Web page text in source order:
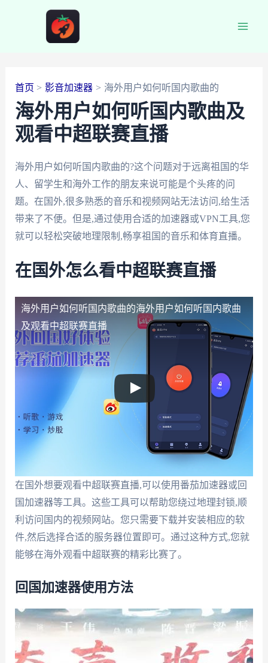
首页 影音加速器 海外用户如何听国内歌曲的
海外用户如何听国内歌曲及
观看中超联赛直播
海外用户如何听国内歌曲的?这个问题对于远离祖国的华
人、留学生和海外工作的朋友来说可能是个头疼的问
题。在国外,很多熟悉的音乐和视频网站无法访问,给生活
带来了不便。但是,通过使用合适的加速器或VPN工具,您
就可以轻松突破地理限制,畅享祖国的音乐和体育直播。
在国外怎么看中超联赛直播
海外用户如何听国内歌曲的海外用户如何听国内歌曲
及观看中超联赛直播
在国外想要观看中超联赛直播,可以使用番茄加速器或回
国加速器等工具。这些工具可以帮助您绕过地理封锁,顺
利访问国内的视频网站。您只需要下载并安装相应的软
件,然后选择合适的服务器位置即可。通过这种方式,您就
能够在海外观看中超联赛的精彩比赛了。
回国加速器使用方法